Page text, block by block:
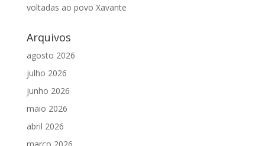
voltadas ao povo Xavante
Arquivos
agosto 2026
julho 2026
junho 2026
maio 2026
abril 2026
março 2026